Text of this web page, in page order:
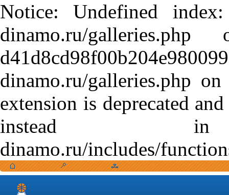
Notice: Undefined
dinamo.ru/
dinamo.ru/galleries.php
extension is deprecated
instead in /var/
dinamo.ru/includes/